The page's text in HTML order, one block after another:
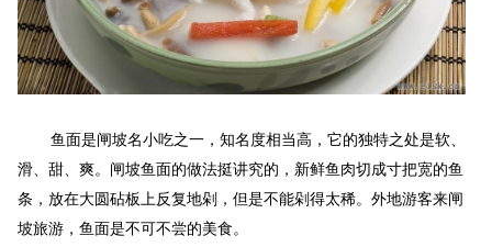
鱼面是闸坡名小吃之一，知名度相当高，它的独特之处是软、
滑、甜、爽。闸坡鱼面的做法挺讲究的，新鲜鱼肉切成寸把宽的鱼
条，放在大圆砧板上反复地剁，但是不能剁得太稀。外地游客来闸
坡旅游，鱼面是不可不尝的美食。